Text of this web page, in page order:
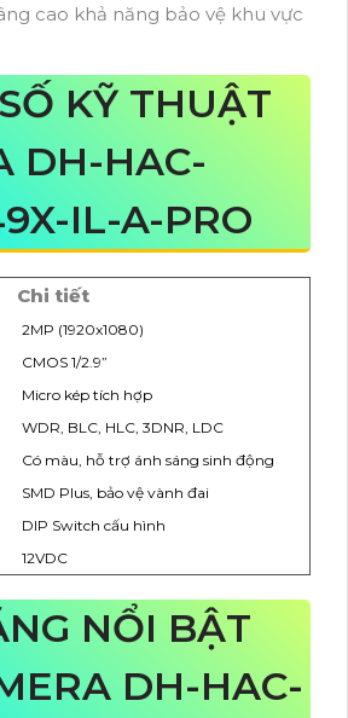
cao khả năng bảo vệ khu vực
KỸ THUẬT
DH-HAC-
IL-A-PRO
Chi tiết
2MP (1920x1080)
CMOS 1/2.9”
Micro kép tích hợp
WDR, BLC, HLC, 3DNR, LDC
Có màu, hỗ trợ ánh sáng sinh động
SMD Plus, bảo vệ vành đai
DIP Switch cấu hình
12VDC
NỔI BẬT
DH-HAC-